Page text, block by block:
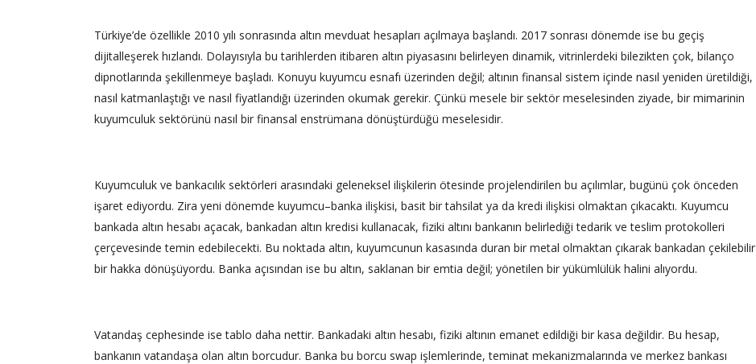
Türkiye’de özellikle 2010 yılı sonrasında altın mevduat hesapları açılmaya başlandı. 2017 sonrası dönemde ise bu geçiş
dijitalleşerek hızlandı. Dolayısıyla bu tarihlerden itibaren altın piyasasını belirleyen dinamik, vitrinlerdeki bilezikten çok, bilanço
dipnotlarında şekillenmeye başladı. Konuyu kuyumcu esnafı üzerinden değil; altının finansal sistem içinde nasıl yeniden üretildiği,
nasıl katmanlaştığı ve nasıl fiyatlandığı üzerinden okumak gerekir. Çünkü mesele bir sektör meselesinden ziyade, bir mimarinin
kuyumculuk sektörünü nasıl bir finansal enstrümana dönüştürdüğü meselesidir.
Kuyumculuk ve bankacılık sektörleri arasındaki geleneksel ilişkilerin ötesinde projelendirilen bu açılımlar, bugünü çok önceden
işaret ediyordu. Zira yeni dönemde kuyumcu–banka ilişkisi, basit bir tahsilat ya da kredi ilişkisi olmaktan çıkacaktı. Kuyumcu
bankada altın hesabı açacak, bankadan altın kredisi kullanacak, fiziki altını bankanın belirlediği tedarik ve teslim protokolleri
çerçevesinde temin edebilecekti. Bu noktada altın, kuyumcunun kasasında duran bir metal olmaktan çıkarak bankadan çekilebilir
bir hakka dönüşüyordu. Banka açısından ise bu altın, saklanan bir emtia değil; yönetilen bir yükümlülük halini alıyordu.
Vatandaş cephesinde ise tablo daha nettir. Bankadaki altın hesabı, fiziki altının emanet edildiği bir kasa değildir. Bu hesap,
bankanın vatandaşa olan altın borcudur. Banka bu borcu swap işlemlerinde, teminat mekanizmalarında ve merkez bankası